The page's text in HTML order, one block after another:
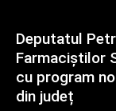
Deputatul
Farmaciștilor
cu program
din județ